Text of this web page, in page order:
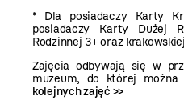
* Dla posiadaczy Karty
posiadaczy Karty Dużej
Rodzinnej 3+ oraz
Zajęcia odbywają się w
muzeum, do której można
kolejnych zajęć >>